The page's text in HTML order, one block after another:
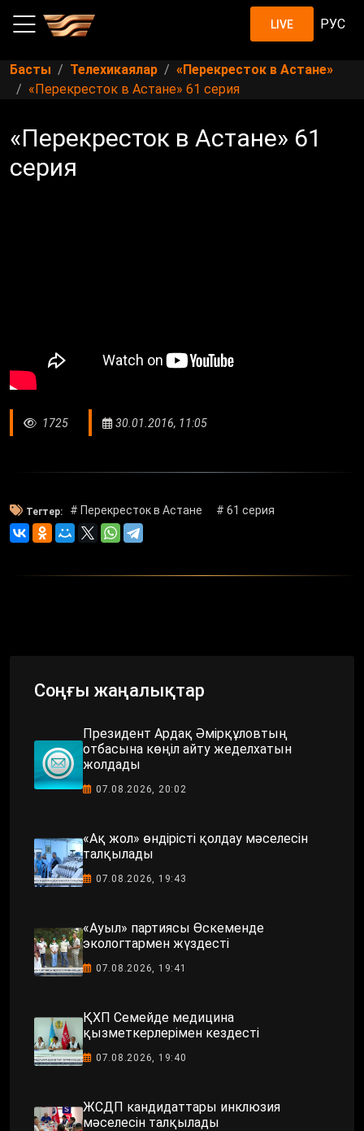
LIVE РУС
Басты Телехикаялар
«Перекресток в Астане»
«Перекресток в Астане» 61 серия
«Перекресток в Астане» 61
серия
1725 30.01.2016, 11:05
Тегтер: # Перекресток в Астане # 61 серия
Соңғы жаңалықтар
Президент Ардақ Әмірқұловтың
отбасына көңіл айту жеделхатын
жолдады
07.08.2026, 20:02
«Ақ жол» өндірісті қолдау мәселесін
талқылады
07.08.2026, 19:43
«Ауыл» партиясы Өскеменде
экологтармен жүздесті
07.08.2026, 19:41
ҚХП Семейде медицина
қызметкерлерімен кездесті
07.08.2026, 19:40
ЖСДП кандидаттары инклюзия
мәселесін талқылады